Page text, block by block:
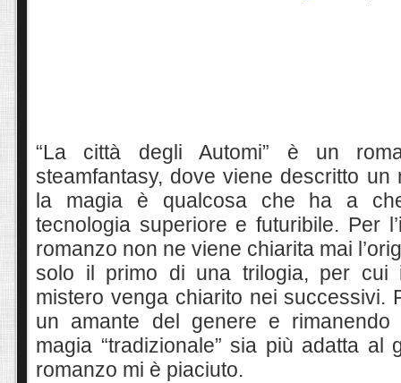
“La città degli Automi” è un
steamfantasy, dove viene descritto un
la magia è qualcosa che ha a
tecnologia superiore e futuribile. Per
romanzo non ne viene chiarita mai
solo il primo di una trilogia, per cui
mistero venga chiarito nei successivi.
un amante del genere e
magia “tradizionale” sia più adatta al
romanzo mi è piaciuto.